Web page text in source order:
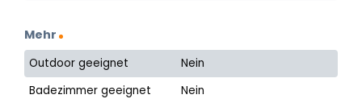
Mehr
Outdoor geeignet
Nein
Badezimmer geeignet
Nein